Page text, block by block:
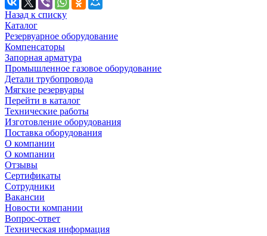
Назад к списку
Каталог
Резервуарное оборудование
Компенсаторы
Запорная арматура
Промышленное газовое оборудование
Детали трубопровода
Мягкие резервуары
Перейти в каталог
Технические работы
Изготовление оборудования
Поставка оборудования
О компании
О компании
Отзывы
Сертификаты
Сотрудники
Вакансии
Новости компании
Вопрос-ответ
Техническая информация